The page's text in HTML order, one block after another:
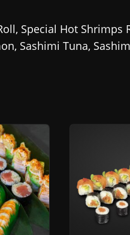
Special Hot Shrimps
Sashimi Tuna,